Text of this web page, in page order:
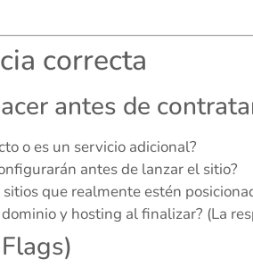
correcta
antes de
o es un servicio adicional?
antes de lanzar el sitio?
que realmente estén
y hosting al finalizar? (La